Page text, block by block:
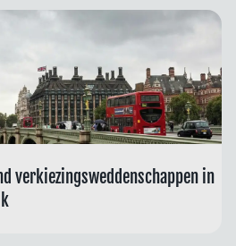
verkiezingsweddenschappen in